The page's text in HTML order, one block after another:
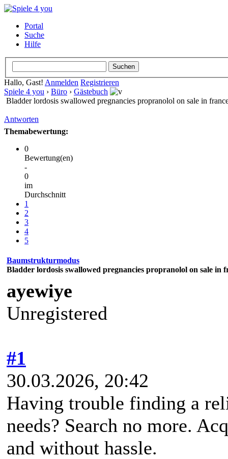
Portal
Suche
Hilfe
Hallo, Gast! Anmelden Registrieren
Spiele 4 you › Büro › Gästebuch
Bladder lordosis swallowed pregnancies propranolol on sale in
Antworten
Themabewertung:
0
Bewertung(en)
-
0
im
Durchschnitt
1
2
3
4
5
Baumstrukturmodus
Bladder lordosis swallowed pregnancies propranolol on sale in
ayewiye
Unregistered
#1
30.03.2026, 20:42
Having trouble finding a
needs? Search no more.
and without hassle.